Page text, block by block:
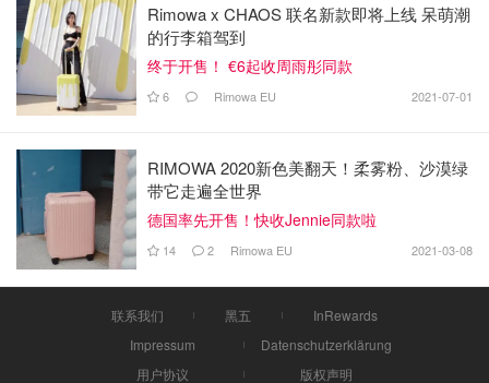
Rimowa x CHAOS 联名新款即将上线 呆萌潮
的行李箱驾到
终于开售！ €6起收周雨彤同款
6 Rimowa EU 2021-07-01
RIMOWA 2020新色美翻天！柔雾粉、沙漠绿
带它走遍全世界
德国率先开售！快收Jennie同款啦
14 2 Rimowa EU 2021-03-08
联系我们 黑五
InRewards
Impressum
Datenschutzerklärung
用户协议
版权声明